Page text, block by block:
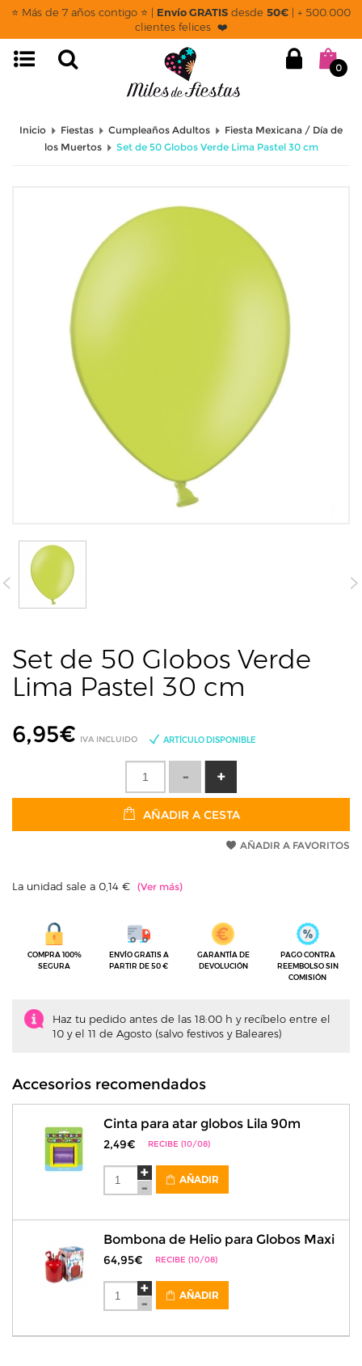
⭐ Más de 7 años contigo ⭐ | Envío GRATIS desde 50€ | + 500.000
clientes felices ❤️
0
Inicio Fiestas Cumpleaños Adultos
Fiesta Mexicana / Día de
los Muertos
Set de 50 Globos Verde Lima Pastel 30 cm
Set de 50 Globos Verde
Lima Pastel 30 cm
6,95€ IVA INCLUIDO ARTÍCULO DISPONIBLE
AÑADIR A CESTA
AÑADIR A FAVORITOS
La unidad sale a 0,14 €
COMPRA 100%
SEGURA
ENVÍO GRATIS A
PARTIR DE 50 €
GARANTÍA DE
DEVOLUCIÓN
PAGO CONTRA
REEMBOLSO SIN
COMISIÓN
Haz tu pedido antes de las 18:00 h y recíbelo entre el
10 y el 11 de Agosto (salvo festivos y Baleares)
Accesorios recomendados
Cinta para atar globos Lila 90m
2,49€ RECIBE (10/08)
AÑADIR
Bombona de Helio para Globos Maxi
64,95€ RECIBE (10/08)
AÑADIR